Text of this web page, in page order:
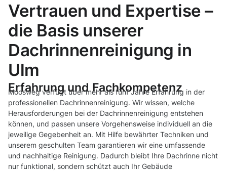
Vertrauen und Expertise –
die Basis unserer
Dachrinnenreinigung in
Ulm
Erfahrung und Fachkompetenz
Moosweg verfügt über mehr als fünf Jahre Erfahrung in der
professionellen Dachrinnenreinigung. Wir wissen, welche
Herausforderungen bei der Dachrinnenreinigung entstehen
können, und passen unsere Vorgehensweise individuell an die
jeweilige Gegebenheit an. Mit Hilfe bewährter Techniken und
unserem geschulten Team garantieren wir eine umfassende
und nachhaltige Reinigung. Dadurch bleibt Ihre Dachrinne nicht
nur funktional, sondern schützt auch Ihr Gebäude